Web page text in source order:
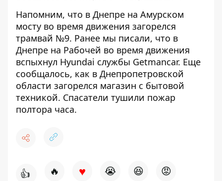
Напомним, что в Днепре на Амурском
мосту во время движения загорелся
трамвай №9. Ранее мы писали, что в
Днепре на Рабочей во время движения
вспыхнул Hyundai службы Getmancar. Еще
сообщалось, как в Днепропетровской
области загорелся магазин с бытовой
техникой. Спасатели тушили пожар
полтора часа.
👍 🔥 ♥ 😭 😆 😡